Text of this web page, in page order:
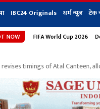
IBC24 Originals धर्म न्यूज़ टेक
दुनिया IBC24
NOW FIFA World Cup 2026
timings of Atal Canteen,